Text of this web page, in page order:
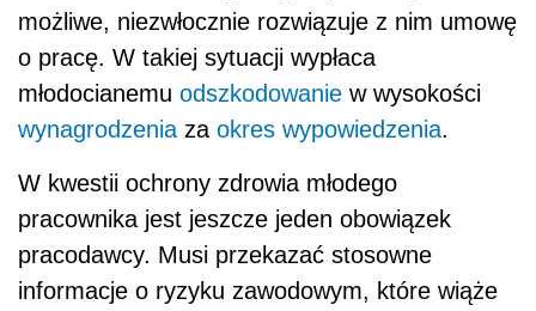
możliwe, niezwłocznie rozwiązuje z nim umowę
o pracę. W takiej sytuacji wypłaca
młodocianemu odszkodowanie w wysokości
wynagrodzenia za okres wypowiedzenia.
W kwestii ochrony zdrowia młodego
pracownika jest jeszcze jeden obowiązek
pracodawcy. Musi przekazać stosowne
informacje o ryzyku zawodowym, które wiąże